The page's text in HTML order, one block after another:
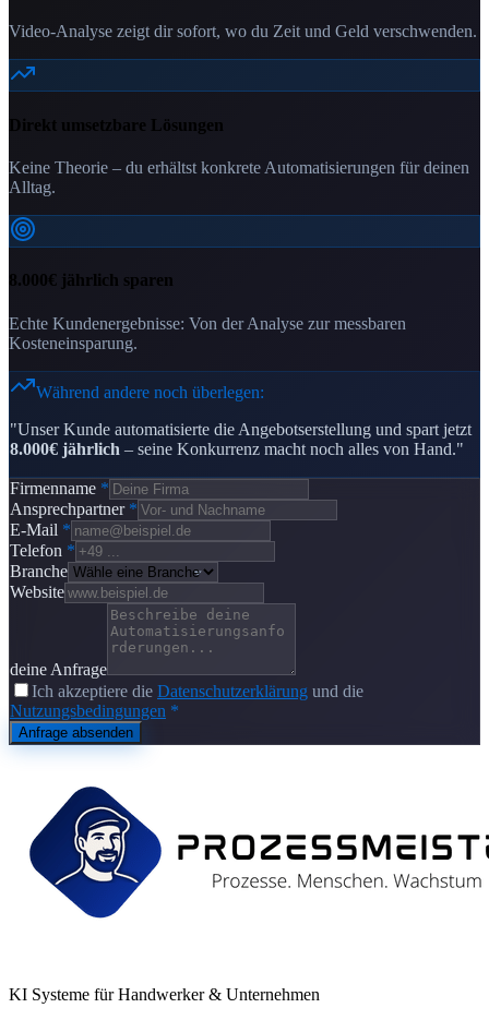
Video-Analyse zeigt dir sofort, wo du Zeit und Geld verschwenden.
Direkt umsetzbare Lösungen
Keine Theorie – du erhältst konkrete Automatisierungen für deinen
Alltag.
8.000€ jährlich sparen
Echte Kundenergebnisse: Von der Analyse zur messbaren
Kosteneinsparung.
Während andere noch überlegen:
"Unser Kunde automatisierte die Angebotserstellung und spart jetzt
8.000€ jährlich – seine Konkurrenz macht noch alles von Hand."
Firmenname *
Ansprechpartner *
E-Mail *
Telefon *
Branche
Website
deine Anfrage
Ich akzeptiere die Datenschutzerklärung und die
Nutzungsbedingungen *
Anfrage absenden
KI Systeme für Handwerker & Unternehmen